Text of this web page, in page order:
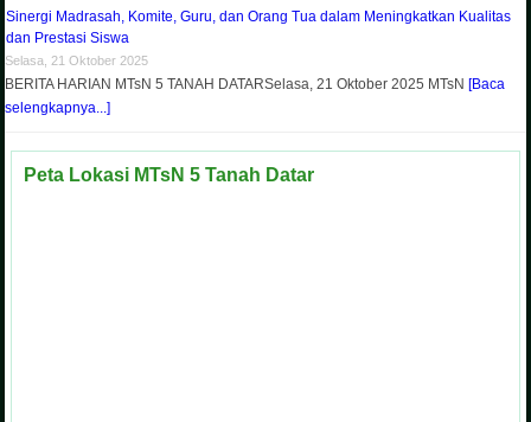
Sinergi Madrasah, Komite, Guru, dan Orang Tua dalam Meningkatkan Kualitas
dan Prestasi Siswa
Selasa, 21 Oktober 2025
BERITA HARIAN MTsN 5 TANAH DATARSelasa, 21 Oktober 2025 MTsN[Baca
selengkapnya...]
Peta Lokasi MTsN 5 Tanah Datar